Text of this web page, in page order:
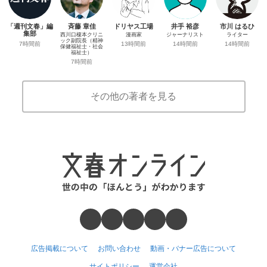
「週刊文春」編
集部
7時間前
斉藤 章佳
西川口榎本クリニ
ック副院長（精神
保健福祉士・社会
福祉士）
7時間前
ドリヤス工場
漫画家
13時間前
井手 裕彦
ジャーナリスト
14時間前
市川 はるひ
ライター
14時間前
その他の著者を見る
広告掲載について お問い合わせ 動画・バナー広告について